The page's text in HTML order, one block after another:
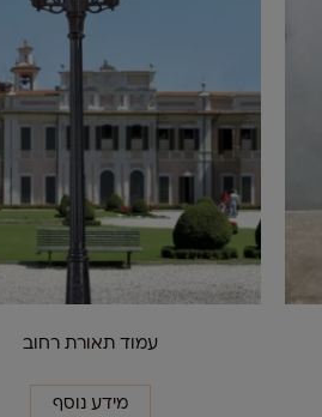
עמוד תאורת רחוב
מידע נוסף